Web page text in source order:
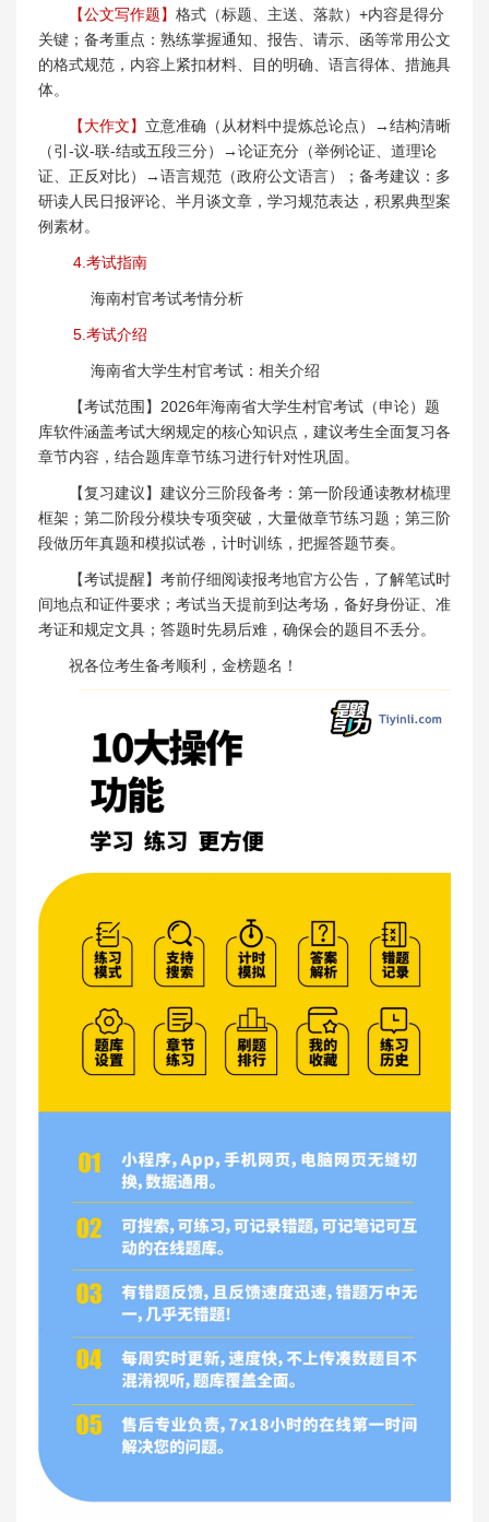
【公文写作题】 格式（标题、主送、落款）+内容是得分
关键；备考重点：熟练掌握通知、报告、请示、函等常用公文
的格式规范，内容上紧扣材料、目的明确、语言得体、措施具
体。
【大作文】 立意准确（从材料中提炼总论点）→结构清晰
（引-议-联-结或五段三分）→论证充分（举例论证、道理论
证、正反对比）→语言规范（政府公文语言）；备考建议：多
研读人民日报评论、半月谈文章，学习规范表达，积累典型案
例素材。
4.考试指南
海南村官考试考情分析
5.考试介绍
海南省大学生村官考试：相关介绍
【考试范围】2026年海南省大学生村官考试（申论）题
库软件涵盖考试大纲规定的核心知识点，建议考生全面复习各
章节内容，结合题库章节练习进行针对性巩固。
【复习建议】建议分三阶段备考：第一阶段通读教材梳理
框架；第二阶段分模块专项突破，大量做章节练习题；第三阶
段做历年真题和模拟试卷，计时训练，把握答题节奏。
【考试提醒】考前仔细阅读报考地官方公告，了解笔试时
间地点和证件要求；考试当天提前到达考场，备好身份证、准
考证和规定文具；答题时先易后难，确保会的题目不丢分。
祝各位考生备考顺利，金榜题名！